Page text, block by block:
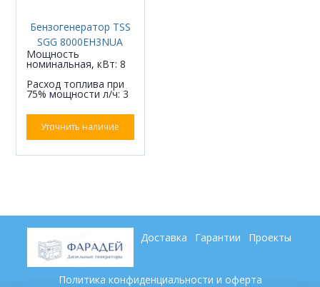
Бензогенератор TSS
SGG 8000EH3NUA
Мощность
номинальная, кВт: 8
Расход топлива при
75% мощности л/ч: 3
Уточнить наличие
Доставка Гарантии Проекты
Политика конфиденциальности и оферта